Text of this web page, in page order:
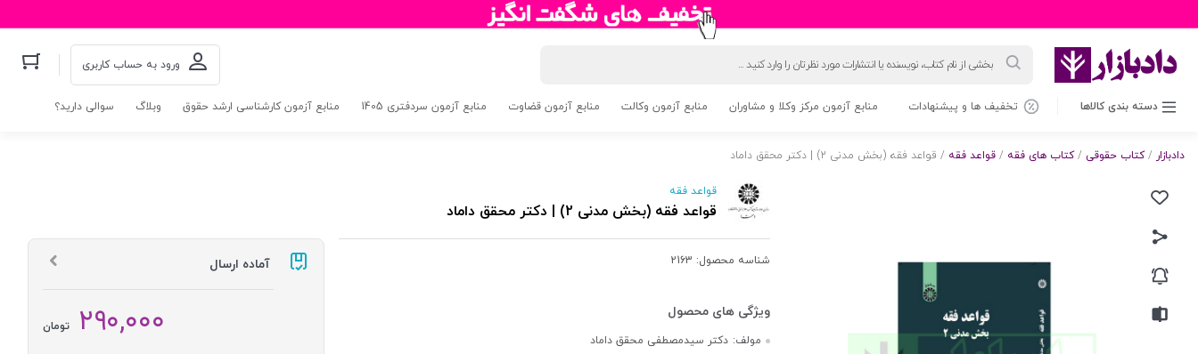
محصولات ورود به حساب کاربری
دسته بندی کالاها تخفیف ها و پیشنهادات منابع آزمون مرکز وکلا و مشاوران منابع آزمون وکالت منابع آزمون قضاوت منابع آزمون سردفتری 1405 منابع آزمون کارشناسی ارشد حقوق وبلاگ سوالی دارید؟
دادبازار /کتاب حقوقی /کتاب های فقه / قواعد فقه / قواعد فقه (بخش مدنی 2) | دکتر محقق داماد
قواعد فقه
قواعد فقه (بخش مدنی 2) | دکتر محقق داماد
شناسه محصول: 2163
مولف: دکتر سیدمصطفی محقق داماد
آماده ارسال
۲۹۰,۰۰۰ تومان